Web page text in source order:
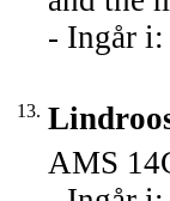
- Ingår i:
13.
AMS